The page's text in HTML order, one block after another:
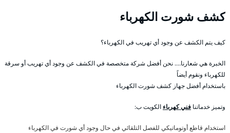
كشف شورت الكهرباء
كيف يتم الكشف عن وجود أي تهريب في الكهرباء؟
الخبرة هي شعارنا…. نحن أفضل شركة متخصصة في الكشف عن وجود أي تهريب أو سرقة
للكهرباء ونقوم أيضاً
باستخدام أفضل جهاز كشف شورت الكهرباء
وتميز خدماتنا فني كهرباء الكويت ب:
استخدام قاطع أوتوماتيكي للفصل التلقائي في حال وجود أي شورت في الكهرباء